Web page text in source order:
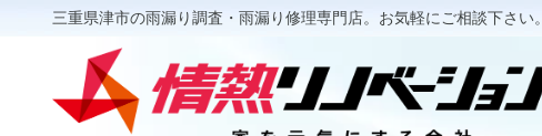
三重県津市の雨漏り調査・雨漏り修理専門店。お気軽にご相談下さい。